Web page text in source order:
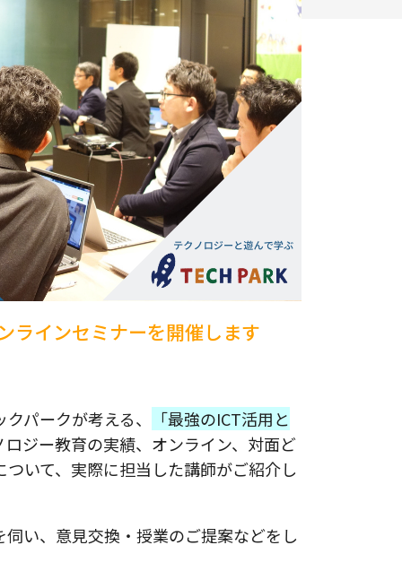
ラインセミナーを開催します
パークが考える、
「最強のICT活用と
ジー教育の実績、オンライン、対面ど
いて、実際に担当した講師がご紹介し
い、意見交換・授業のご提案などをし